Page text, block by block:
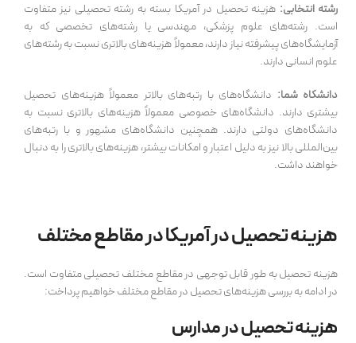
رشته انتخابی: هزینه تحصیل در آمریکا بسته به رشته تحصیلی نیز متفاوت
است. رشته‌های علوم پزشکی، مهندسی یا رشته‌های تخصصی که به
آزمایشگاه‌های پیشرفته نیاز دارند، معمولاً هزینه‌های بالاتری نسبت به رشته‌های
علوم انسانی دارند.
دانشگاه شما: دانشگاه‌های با رتبه‌های بالاتر معمولاً هزینه‌های تحصیل
بیشتری دارند. دانشگاه‌های خصوصی معمولاً هزینه‌های بالاتری نسبت به
دانشگاه‌های دولتی دارند. همچنین دانشگاه‌های مشهور و با رتبه‌های
بین‌المللی بالا نیز به دلیل اعتبار و امکانات بیشتر، هزینه‌های بالاتری را به دنبال
خواهند داشت.
هزینه تحصیل در آمریکا در مقاطع مختلف
هزینه تحصیل به طور قابل توجهی در مقاطع مختلف تحصیلی متفاوت است.
در ادامه به بررسی هزینه‌های تحصیل در مقاطع مختلف خواهیم پرداخت:
هزینه تحصیل در مدارس